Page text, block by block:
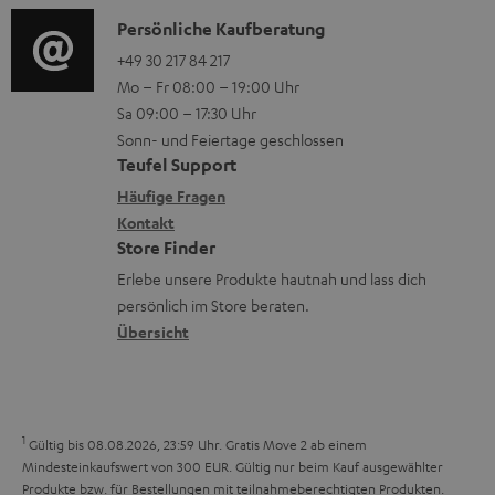
t
.
l
i
n
k
s
.
t
i
_
e
n
z
u
m
V
e
r
s
a
t
i
o
n
e
n
z
u
r
G
n
i
o
-
L
e
x
i
k
o
n
K
o
n
t
a
k
t
d
a
t
Persönliche Kaufberatung
+49 30 217 84 217
Mo – Fr 08:00 – 19:00 Uhr
Sa 09:00 – 17:30 Uhr
Sonn- und Feiertage geschlossen
Teufel Support
Häufige Fragen
Kontakt
Store Finder
Erlebe unsere Produkte hautnah und lass dich
persönlich im Store beraten.
Übersicht
1 Gültig bis 08.08.2026, 23:59 Uhr. Gratis Move 2 ab einem
Mindesteinkaufswert von 300 EUR. Gültig nur beim Kauf ausgewählter
Produkte bzw. für Bestellungen mit teilnahmeberechtigten Produkten.